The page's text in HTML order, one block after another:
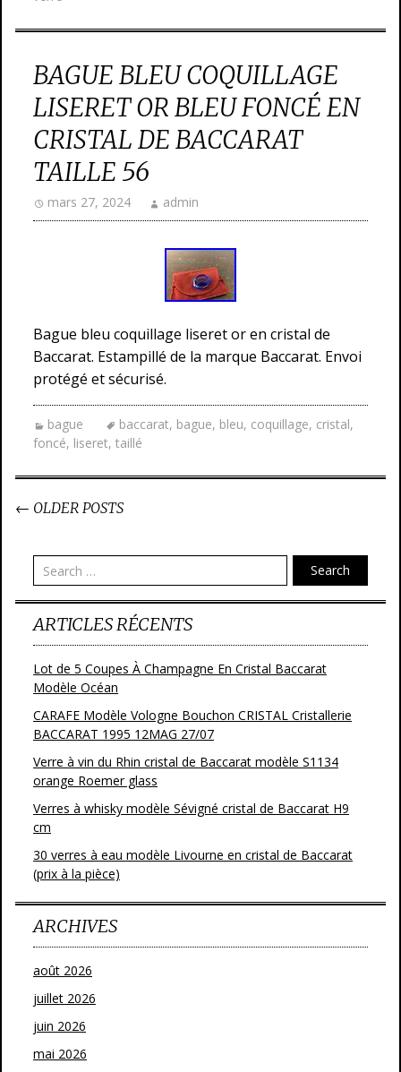
BAGUE BLEU COQUILLAGE
LISERET OR BLEU FONCÉ EN
CRISTAL DE BACCARAT
TAILLE 56
mars 27, 2024 admin
Bague bleu coquillage liseret or en cristal de
Baccarat. Estampillé de la marque Baccarat. Envoi
protégé et sécurisé.
bague baccarat, bague, bleu, coquillage, cristal,
foncé, liseret, taillé
← OLDER POSTS
Search
ARTICLES RÉCENTS
Lot de 5 Coupes À Champagne En Cristal Baccarat
Modèle Océan
CARAFE Modèle Vologne Bouchon CRISTAL Cristallerie
BACCARAT 1995 12MAG 27/07
Verre à vin du Rhin cristal de Baccarat modèle S1134
orange Roemer glass
Verres à whisky modèle Sévigné cristal de Baccarat H9
cm
30 verres à eau modèle Livourne en cristal de Baccarat
(prix à la pièce)
ARCHIVES
août 2026
juillet 2026
juin 2026
mai 2026